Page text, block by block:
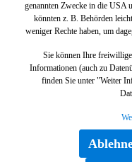
genannten Zwecke in die USA
könnten z. B. Behörden
weniger Rechte haben, um
Sie können Ihre
Informationen (auch zu
finden Sie unter "Weiter